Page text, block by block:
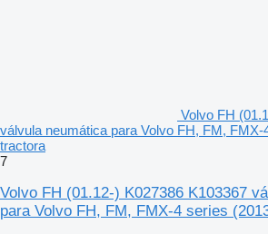
Volvo FH
válvula neumática para Volvo FH, FM,
tractora
7
Volvo FH (01.12-) K027386 K103367
para Volvo FH, FM, FMX-4 series